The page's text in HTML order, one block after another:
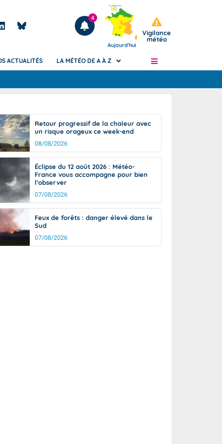
Articles
4
Aujourd'hui
Vigilance
météo
de
Phénomènes dangereux de J+2 à J+7
Avertissement pluies intenses à l'échelle
des communes (Apic)
Bulletins Marine
Bulletins d'estimation du risque
d'avalanche
Météo des forêts
Vigicrues
ACTUALITÉS LA MÉTÉO DE A À Z
Retour progressif de la chaleur avec
un risque orageux ce week-end
08/08/2026
Éclipse du 12 août 2026 : Météo-
France vous accompagne pour bien
l'observer
07/08/2026
Feux de forêts : danger élevé dans le
Sud
07/08/2026